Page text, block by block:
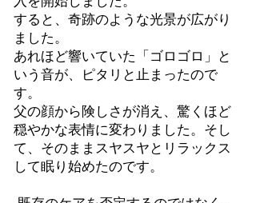
すると、奇跡のような光景が広がり
ました。
あれほど響いていた「ゴロゴロ」と
いう音が、ピタリと止まったので
す。
父の顔から険しさが消え、驚くほど
穏やかな表情に変わりました。そし
て、そのままスヤスヤとリラックス
して眠り始めたのです。